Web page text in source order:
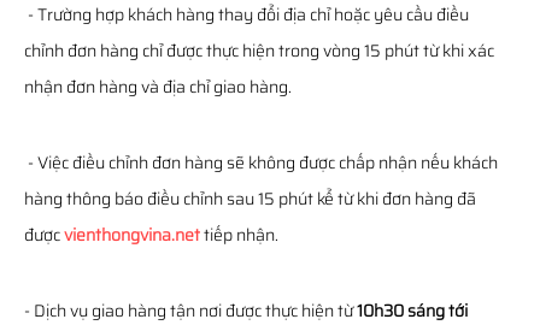
- Trường hợp khách hàng thay đổi địa chỉ hoặc yêu cầu điều
chỉnh đơn hàng chỉ được thực hiện trong vòng 15 phút từ khi xác
nhận đơn hàng và địa chỉ giao hàng.
- Việc điều chỉnh đơn hàng sẽ không được chấp nhận nếu khách
hàng thông báo điều chỉnh sau 15 phút kể từ khi đơn hàng đã
đượcvienthongvina.nettiếp nhận.
- Dịch vụ giao hàng tận nơi được thực hiện từ10h30 sáng tới